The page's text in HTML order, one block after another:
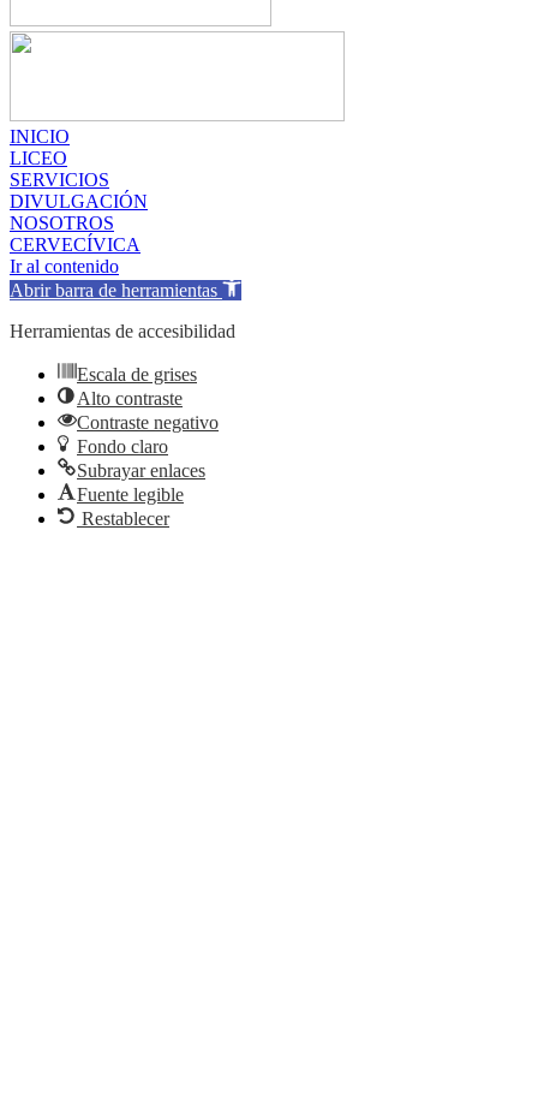
INICIO
LICEO
SERVICIOS
DIVULGACIÓN
NOSOTROS
CERVECÍVICA
Ir al contenido
Abrir barra de herramientas
Herramientas de accesibilidad
Escala de grises
Alto contraste
Contraste negativo
Fondo claro
Subrayar enlaces
Fuente legible
Restablecer